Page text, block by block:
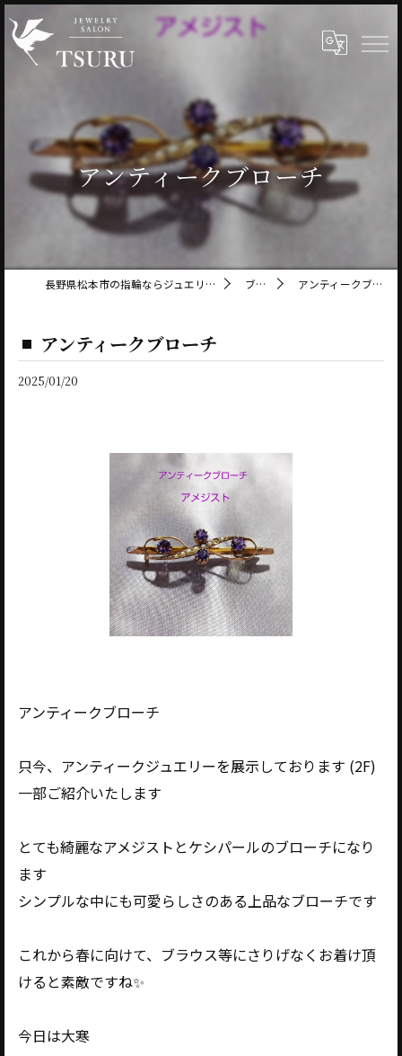
アンティークブローチ
長野県松本市の指輪ならジュエリーサロン鶴 ブログ アンティークブローチ
アンティークブローチ
2025/01/20
アンティークブローチ
只今、アンティークジュエリーを展示しております (2F)
一部ご紹介いたします
とても綺麗なアメジストとケシパールのブローチになり
ます
シンプルな中にも可愛らしさのある上品なブローチです
これから春に向けて、ブラウス等にさりげなくお着け頂
けると素敵ですね✨️
今日は大寒